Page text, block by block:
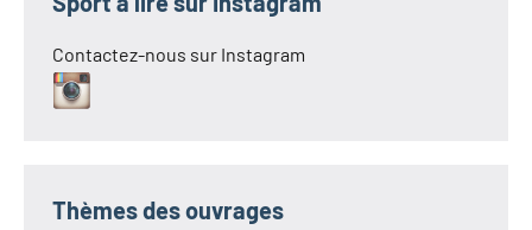
Contactez-nous sur Instagram
Thèmes des ouvrages